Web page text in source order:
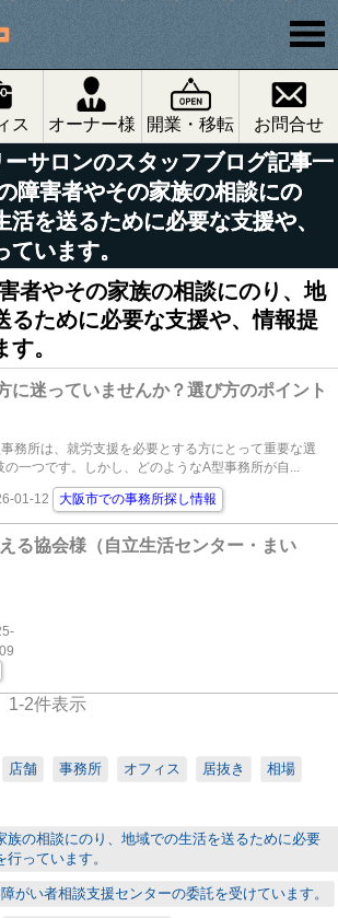
ス オーナー様 開業・移転 お問合せ
サロンのスタッフブログ記事一
障害者やその家族の相談にの
活を送るために必要な支援や、
います。
者やその家族の相談にのり、地
るために必要な支援や、情報提
。
に迷っていませんか？選び方のポイント
務所は、就労支援を必要とする方にとって重要な選
の一つです。しかし、どのようなA型事務所が自...
01-12 大阪市での事務所探し情報
る協会様（自立生活センター・まい
1-2件表示
店舗 事務所 オフィス 居抜き 相場
族の相談にのり、地域での生活を送るために必要
っています。
がい者相談支援センターの委託を受けています。